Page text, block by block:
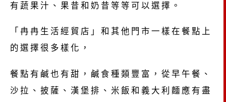
有蔬果汁、果昔和奶昔等等可以選擇。
「冉冉生活經貿店」和其他門市一樣在餐點上
的選擇很多樣化，
餐點有鹹也有甜，鹹食種類豐富，從早午餐、
沙拉、披薩、漢堡排、米飯和義大利麵應有盡